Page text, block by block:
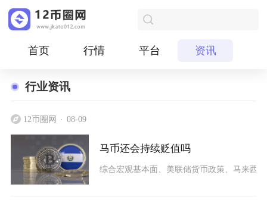
首页 行情 平台 资讯
行业资讯
12币圈网 08-09
马币还会持续贬值吗
综合宏观基本面、美联储货币政策、马来西